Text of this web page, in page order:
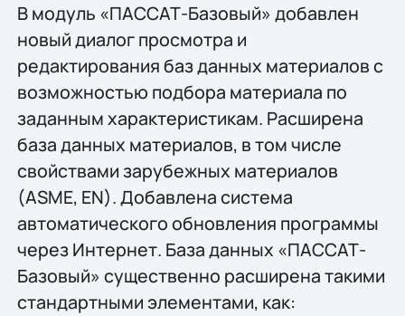
В модуль «ПАССАТ-Базовый» добавлен
новый диалог просмотра и
редактирования баз данных материалов с
возможностью подбора материала по
заданным характеристикам. Расширена
база данных материалов, в том числе
свойствами зарубежных материалов
(ASME, EN). Добавлена система
автоматического обновления программы
через Интернет. База данных «ПАССАТ-
Базовый» существенно расширена такими
стандартными элементами, как: